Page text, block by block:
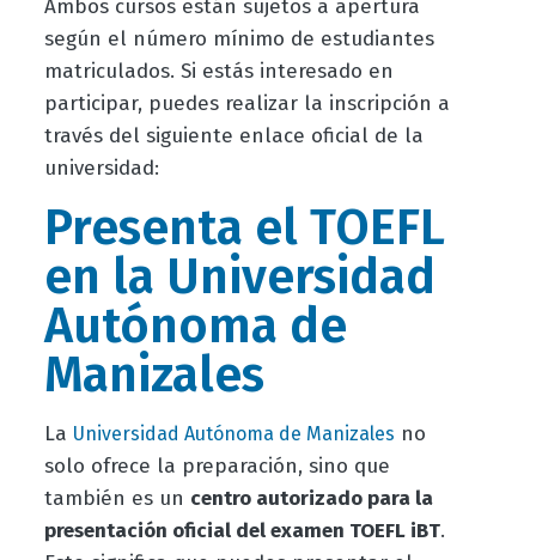
Ambos cursos están sujetos a apertura
según el número mínimo de estudiantes
matriculados. Si estás interesado en
participar, puedes realizar la inscripción a
través del siguiente enlace oficial de la
universidad:
Presenta el TOEFL
en la Universidad
Autónoma de
Manizales
La Universidad Autónoma de Manizales no
solo ofrece la preparación, sino que
también es un centro autorizado para la
presentación oficial del examen TOEFL iBT.